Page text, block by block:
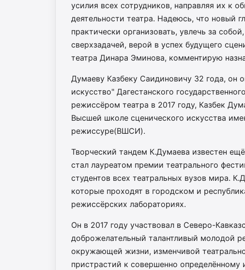
усилия всех сотрудников, направляя их к
деятельности театра. Надеюсь, что новый
практически организовать, увлечь за
сверхзадачей, верой в успех будущего
театра Динара Эминова, комментирую
Думаеву Казбеку Саидиновичу 32 года, он
искусство" Дагестанского
режиссёром театра в 2017 году, Казбек
Высшей школе сценического искусства
режиссуре(ВШСИ).
Творческий тандем К.Думаева известен
стал лауреатом премии театрального
студентов всех театральных вузов мира.
которые проходят в городском и
режиссёрских лабораториях.
Он в 2017 году участвовал в Северо-
доброжелательный талантливый молодой
окружающей жизни, изменчивой
пристрастий к совершенно определённому